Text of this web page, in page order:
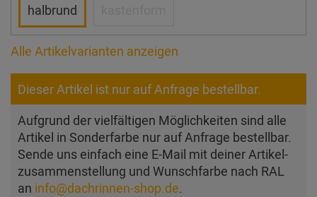
halbrund
Alle Artikelvarianten anzeigen
Dieser Artikel ist nur auf Anfrage bestellbar.
Aufgrund der vielfältigen Möglichkeiten sind alle
Artikel in Sonderfarbe nur auf Anfrage bestellbar.
Sende uns einfach eine E-Mail mit deiner Artikel­
zusam­men­stellung und Wunschfarbe nach RAL
an info@dachrinnen-shop.de.